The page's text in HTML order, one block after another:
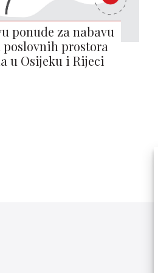
ponude za nabavu
prostora
u Osijeku i Rijeci